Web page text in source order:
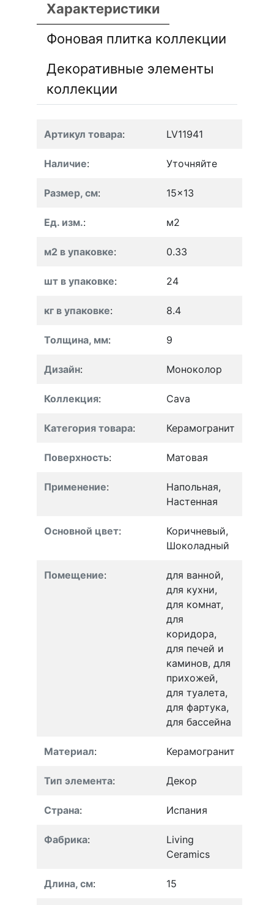
Характеристики
Фоновая плитка коллекции
Декоративные элементы
коллекции
Артикул товара: LV11941
Наличие: Уточняйте
Размер, см: 15x13
Ед. изм.: м2
м2 в упаковке: 0.33
шт в упаковке: 24
кг в упаковке: 8.4
Толщина, мм: 9
Дизайн: Моноколор
Коллекция: Cava
Категория товара: Керамогранит
Поверхность: Матовая
Применение:
Напольная,
Настенная
Основной цвет:
Коричневый,
Шоколадный
Помещение:
для ванной,
для кухни,
для комнат,
для
коридора,
для печей и
каминов, для
прихожей,
для туалета,
для фартука,
для бассейна
Материал: Керамогранит
Тип элемента: Декор
Страна: Испания
Фабрика:
Living
Ceramics
Длина, см: 15